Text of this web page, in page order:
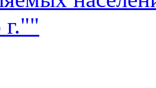
г.""